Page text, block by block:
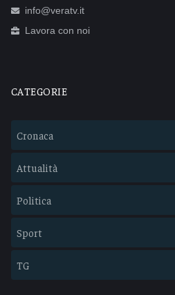
info@veratv.it
Lavora con noi
CATEGORIE
Cronaca
Attualità
Politica
Sport
TG